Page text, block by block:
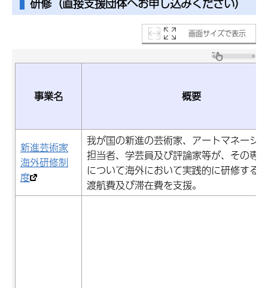
研修（直接支援団体へお申し込みください）
画面サイズで表示
事業名 概要
新進芸術家
海外研修制
度
我が国の新進の芸術家、アートマネージ
担当者、学芸員及び評論家等が、その専
について海外において実践的に研修する
渡航費及び滞在費を支援。